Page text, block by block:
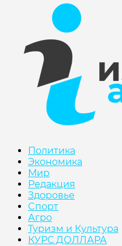
Политика
Экономика
Мир
Редакция
Здоровье
Cпорт
Агро
Туризм и Культура
КУРС ДОЛЛАРА